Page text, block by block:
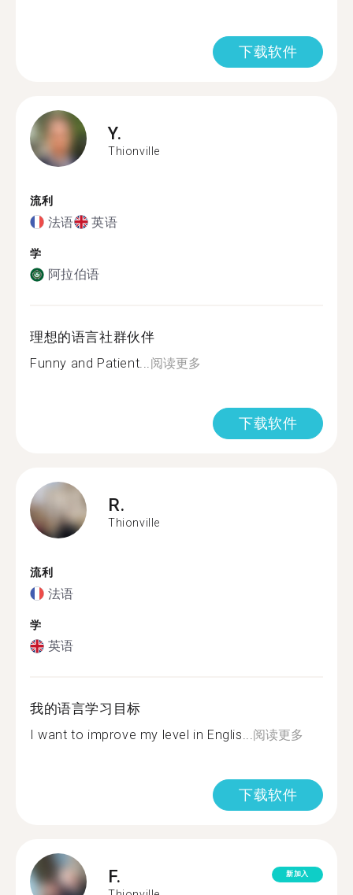
下载软件
Y.
Thionville
流利
法语 英语
学
阿拉伯语
理想的语言社群伙伴
Funny and Patient...阅读更多
下载软件
R.
Thionville
流利
法语
学
英语
我的语言学习目标
I want to improve my level in Englis...阅读更多
下载软件
F. 新加入